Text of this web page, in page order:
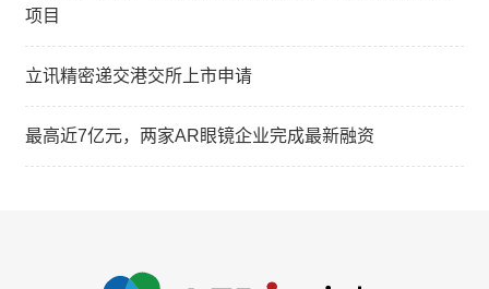
项目
立讯精密递交港交所上市申请
最高近7亿元，两家AR眼镜企业完成最新融资